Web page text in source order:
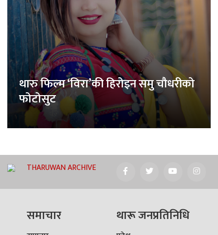
थारु फिल्म ‘विरा’की हिरोइन समु चौधरीको
फोटोसुट
THARUWAN ARCHIVE
समाचार थारू जनप्रतिनिधि